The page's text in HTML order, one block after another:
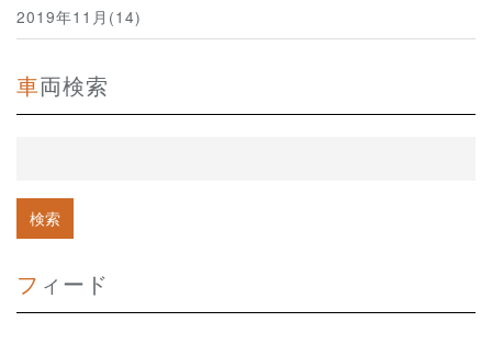
2019年11月(14)
車両検索
フィード